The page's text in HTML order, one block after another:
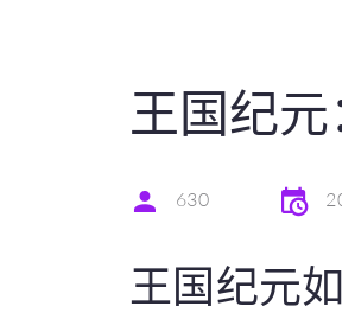
王国纪
630
王国纪元